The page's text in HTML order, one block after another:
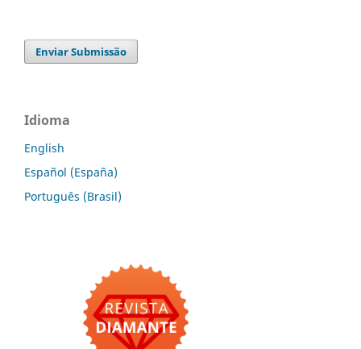
Enviar Submissão
Idioma
English
Español (España)
Português (Brasil)